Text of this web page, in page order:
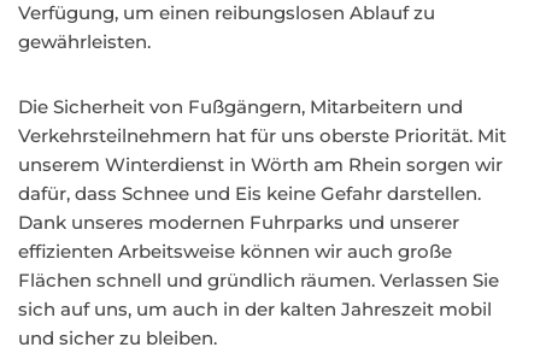
Verfügung, um einen reibungslosen Ablauf zu
gewährleisten.
Die Sicherheit von Fußgängern, Mitarbeitern und
Verkehrsteilnehmern hat für uns oberste Priorität. Mit
unserem Winterdienst in Wörth am Rhein sorgen wir
dafür, dass Schnee und Eis keine Gefahr darstellen.
Dank unseres modernen Fuhrparks und unserer
effizienten Arbeitsweise können wir auch große
Flächen schnell und gründlich räumen. Verlassen Sie
sich auf uns, um auch in der kalten Jahreszeit mobil
und sicher zu bleiben.